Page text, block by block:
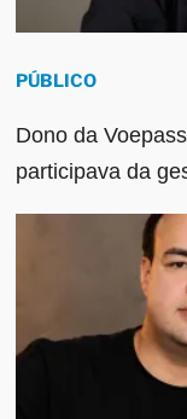
PÚBLICO
Dono da
participava da